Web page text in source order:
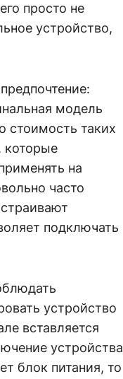
просто не
устройство,
модель
стоимость таких
которые
на
часто
подключать
устройство
вставляется
устройства
блок питания, то